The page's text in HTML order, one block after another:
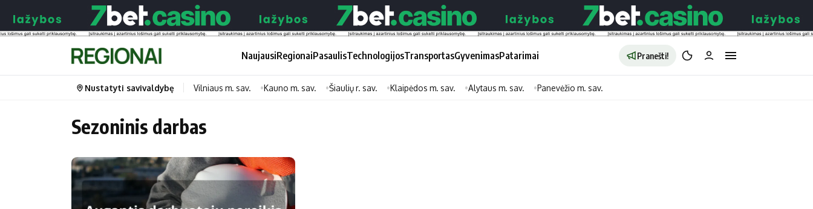
NaujausiRegionaiPasaulisTechnologijosTransportasGyvenimasPatarimai Pranešti!
Pradinis puslapis
Savivaldybės
Naujausi
Transportas
Gyvenimas
Horoskopai
Nustatyti savivaldybę Vilniaus m. sav. Kauno m. sav. Šiaulių r. sav. Klaipėdos m. sav. Alytaus m. sav. Panevėžio m. sav.
Sezoninis darbas